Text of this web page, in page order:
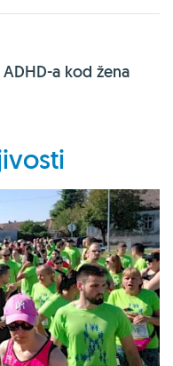
a kod žena